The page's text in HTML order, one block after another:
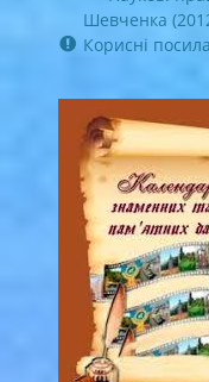
Шевченка
Корисні